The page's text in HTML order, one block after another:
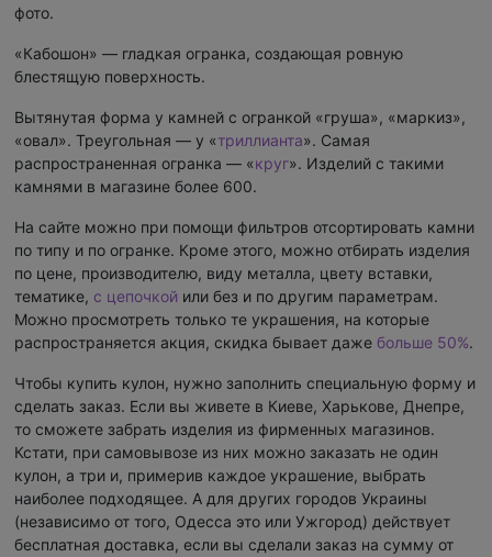
фото.
«Кабошон» — гладкая огранка, создающая ровную
блестящую поверхность.
Вытянутая форма у камней с огранкой «груша», «маркиз»,
«овал». Треугольная — у «триллианта». Самая
распространенная огранка — «круг». Изделий с такими
камнями в магазине более 600.
На сайте можно при помощи фильтров отсортировать камни
по типу и по огранке. Кроме этого, можно отбирать изделия
по цене, производителю, виду металла, цвету вставки,
тематике, с цепочкой или без и по другим параметрам.
Можно просмотреть только те украшения, на которые
распространяется акция, скидка бывает даже больше 50%.
Чтобы купить кулон, нужно заполнить специальную форму и
сделать заказ. Если вы живете в Киеве, Харькове, Днепре,
то сможете забрать изделия из фирменных магазинов.
Кстати, при самовывозе из них можно заказать не один
кулон, а три и, примерив каждое украшение, выбрать
наиболее подходящее. А для других городов Украины
(независимо от того, Одесса это или Ужгород) действует
бесплатная доставка, если вы сделали заказ на сумму от